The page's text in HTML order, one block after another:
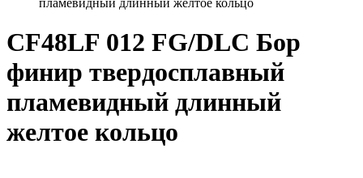
пламевидный длинный желтое кольцо
CF48LF 012 FG/DLC Бор
финир твердосплавный
пламевидный длинный
желтое кольцо